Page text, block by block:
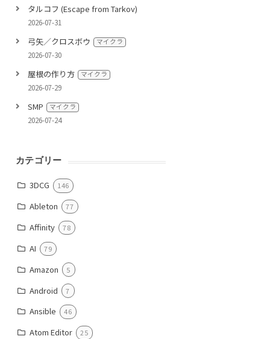
タルコフ (Escape from Tarkov)
2026-07-31
弓矢／クロスボウ マイクラ
2026-07-30
屋根の作り方 マイクラ
2026-07-29
SMP マイクラ
2026-07-24
カテゴリー
3DCG 146
Ableton 77
Affinity 78
AI 79
Amazon 5
Android 7
Ansible 46
Atom Editor 25